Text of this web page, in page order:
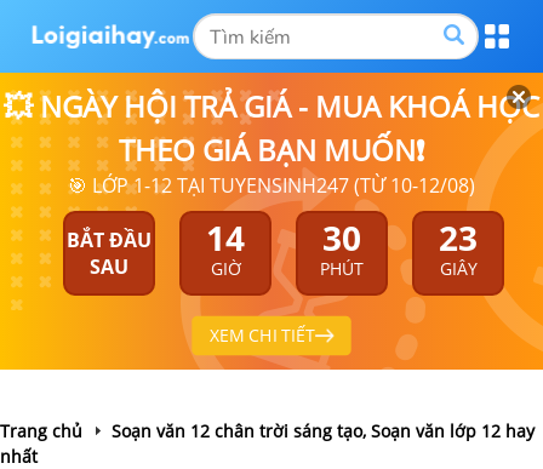
💥 NGÀY HỘI TRẢ GIÁ - MUA KHOÁ HỌC
THEO GIÁ BẠN MUỐN❗
🎯 LỚP 1-12 TẠI TUYENSINH247 (TỪ 10-12/08)
BẮT ĐẦU
SAU
14
GIỜ
30
PHÚT
22
GIÂY
XEM CHI TIẾT
Trang chủ
Soạn văn 12 chân trời sáng tạo, Soạn văn lớp 12 hay
nhất